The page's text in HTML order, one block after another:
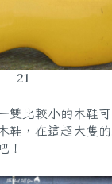
21
雙比較小的木鞋
鞋，在這超大隻
！